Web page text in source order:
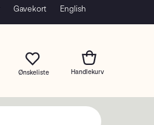
Gavekort English